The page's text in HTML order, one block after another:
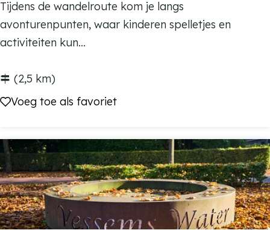
t
e
n
K
a
b
u
t
k
o
n
i
n
Tijdens de wandelroute kom je langs
avonturenpunten, waar kinderen spelletjes en
activiteiten kun...
(2,5 km)
Voeg toe als favoriet
Voeg toe als favoriet